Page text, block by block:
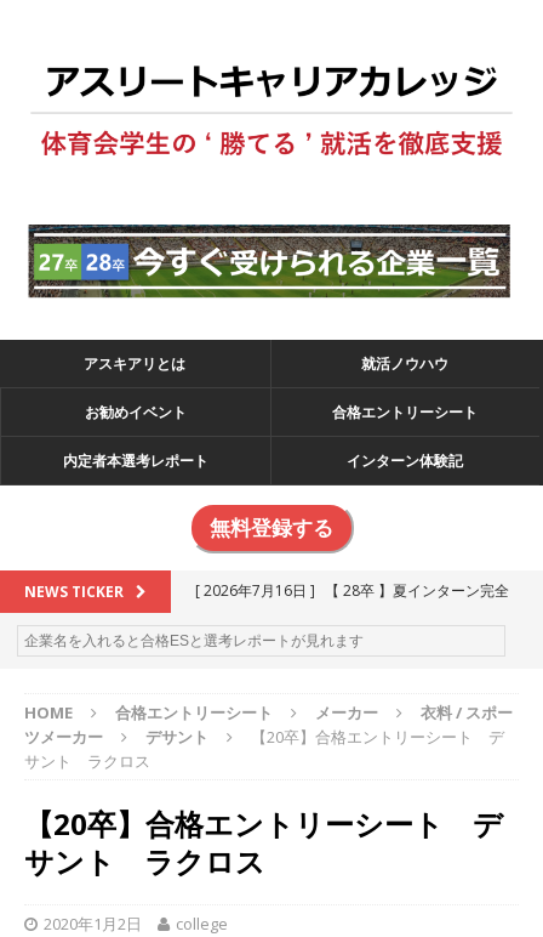
アスキアリとは 就活ノウハウ
お勧めイベント 合格エントリーシート
内定者本選考レポート インターン体験記
無料登録する
NEWS TICKER [ 2026年7月16日 ]
【 28卒 】夏インターン完全
攻略セミナー ｜ 予約フォーム
お勧めイベン
[ 2026年6月13日 ] ≪ 27卒 ≫アスキヤリ個人相
る優良企業一覧（26社）
体育会積極採用企業
[ 2026年5月16日 ]
る優良企業一覧（15社）
HOME 合格エントリーシート メーカー
衣料 / スポー
ツメーカー
デサント
【20卒】合格エントリーシート デ
サント ラクロス
【20卒】合格エントリーシート デ
サント ラクロス
2020年1月2日 college